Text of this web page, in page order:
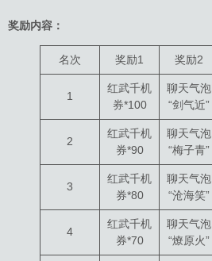
奖励内容：
名次 奖励1 奖励2
1
红武千机
券*100
聊天气泡
“剑气近”
2
红武千机
券*90
聊天气泡
“梅子青”
3
红武千机
券*80
聊天气泡
“沧海笑”
4
红武千机
券*70
聊天气泡
“燎原火”